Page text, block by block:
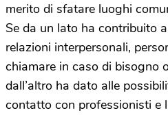
merito di sfatare luoghi
Se da un lato ha contribuito
relazioni interpersonali,
chiamare in caso di bisogno
dall’altro ha dato alle
contatto con professionisti e